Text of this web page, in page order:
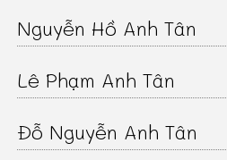
Nguyễn Hồ Anh Tân
Lê Phạm Anh Tân
Đỗ Nguyễn Anh Tân